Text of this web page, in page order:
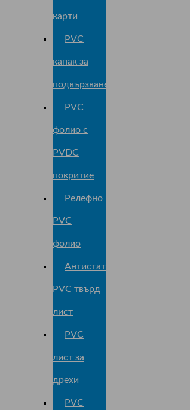
карти
PVC
капак за
подвързване
PVC
фолио с
PVDC
покритие
Релефно
PVC
фолио
Антистатичен
PVC твърд
лист
PVC
лист за
дрехи
PVC